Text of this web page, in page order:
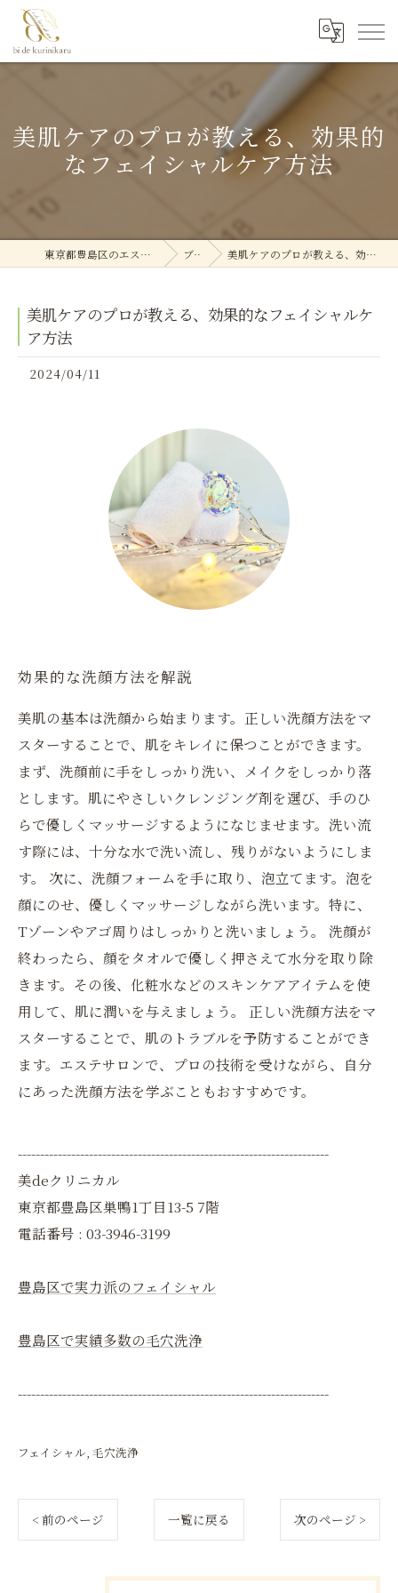
美肌ケアのプロが教える、効果的
なフェイシャルケア方法
東京都豊島区のエステなら美deクリニカル ブログ 美肌ケアのプロが教える、効果的なフェイシャルケア方法
美肌ケアのプロが教える、効果的なフェイシャルケ
ア方法
2024/04/11
効果的な洗顔方法を解説
美肌の基本は洗顔から始まります。正しい洗顔方法をマ
スターすることで、肌をキレイに保つことができます。
まず、洗顔前に手をしっかり洗い、メイクをしっかり落
とします。肌にやさしいクレンジング剤を選び、手のひ
らで優しくマッサージするようになじませます。洗い流
す際には、十分な水で洗い流し、残りがないようにしま
す。 次に、洗顔フォームを手に取り、泡立てます。泡を
顔にのせ、優しくマッサージしながら洗います。特に、
Tゾーンやアゴ周りはしっかりと洗いましょう。 洗顔が
終わったら、顔をタオルで優しく押さえて水分を取り除
きます。その後、化粧水などのスキンケアアイテムを使
用して、肌に潤いを与えましょう。 正しい洗顔方法をマ
スターすることで、肌のトラブルを予防することができ
ます。エステサロンで、プロの技術を受けながら、自分
にあった洗顔方法を学ぶこともおすすめです。
----------------------------------------------------------------------
美deクリニカル
東京都豊島区巣鴨1丁目13-5 7階
電話番号 : 03-3946-3199
豊島区で実力派のフェイシャル
豊島区で実績多数の毛穴洗浄
----------------------------------------------------------------------
フェイシャル 毛穴洗浄
< 前のページ 一覧に戻る 次のページ >